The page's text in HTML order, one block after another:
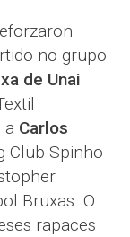
no grupo
de Unai
a Carlos
Club Spinho
Bruxas. O
rapaces